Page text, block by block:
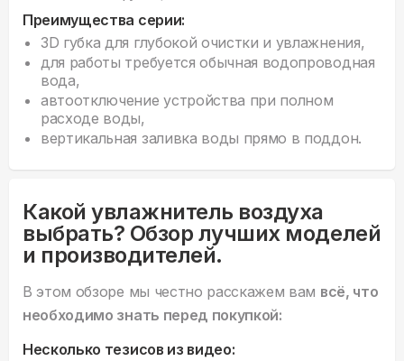
Преимущества серии:
3D губка для глубокой очистки и увлажнения,
для работы требуется обычная водопроводная
вода,
автоотключение устройства при полном
расходе воды,
вертикальная заливка воды прямо в поддон.
Какой увлажнитель воздуха
выбрать? Обзор лучших моделей
и производителей.
В этом обзоре мы честно расскажем вам всё, что
необходимо знать перед покупкой:
Несколько тезисов из видео: